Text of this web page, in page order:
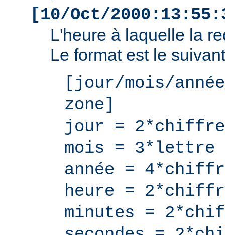
[10/Oct/
L'heure à laquelle la
Le format est le
[jour/mois/
zone]
jour = 2*chiffre
mois = 3*lettre
année =
heure =
minutes =